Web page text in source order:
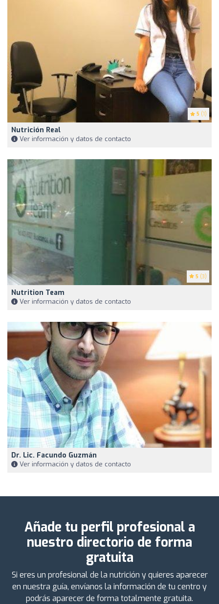
5 (1)
Nutrición Real
Ver información y datos de contacto
5 (3)
Nutrition Team
Ver información y datos de contacto
Dr. Lic. Facundo Guzmán
Ver información y datos de contacto
Añade tu perfil profesional a
nuestro directorio de forma
gratuita
Si eres un profesional de la nutrición y quieres aparecer
en nuestra guía, envíanos la información de tu centro y
podrás aparecer de forma totalmente gratuita.